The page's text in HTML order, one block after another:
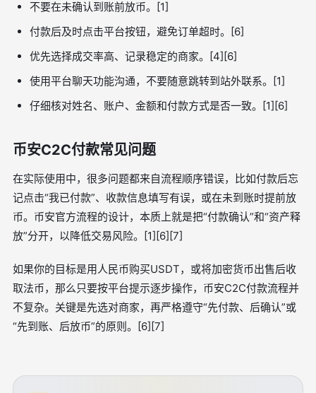
不要在未确认到账前放币。[1]
付款后及时点击平台按钮，避免订单超时。[6]
优先选择成交率高、记录稳定的商家。[4][6]
使用平台聊天功能沟通，不要随意跳转到站外联系。[1]
仔细核对姓名、账户、金额和付款方式是否一致。[1][6]
币安C2C付款常见问题
在实际使用中，很多问题都来自流程顺序错误，比如付款后忘
记点击“我已付款”、收款信息填写有误，或在未到账时提前放
币。币安官方流程的设计，本质上就是把“付款确认”和“资产释
放”分开，以降低交易风险。[1][6][7]
如果你的目标是用人民币购买USDT，或将加密货币出售后收
取法币，那么只要按平台提示逐步操作，币安C2C付款流程并
不复杂。关键是先选对商家，再严格遵守“先付款、后确认”或
“先到账、后放币”的原则。[6][7]